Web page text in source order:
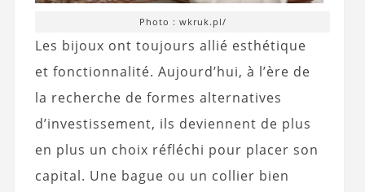
Photo : wkruk.pl/
Les bijoux ont toujours allié esthétique
et fonctionnalité. Aujourd’hui, à l’ère de
la recherche de formes alternatives
d’investissement, ils deviennent de plus
en plus un choix réfléchi pour placer son
capital. Une bague ou un collier bien